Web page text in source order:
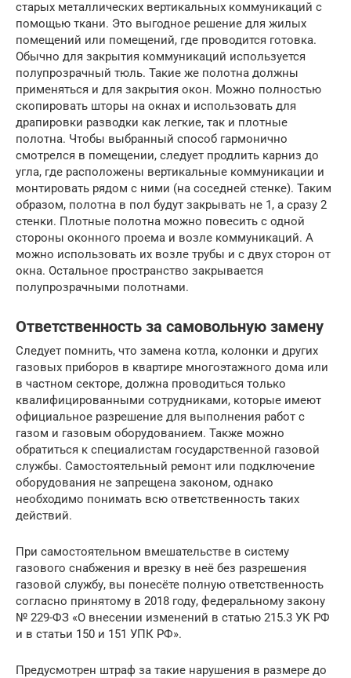
старых металлических вертикальных коммуникаций с
помощью ткани. Это выгодное решение для жилых
помещений или помещений, где проводится готовка.
Обычно для закрытия коммуникаций используется
полупрозрачный тюль. Такие же полотна должны
применяться и для закрытия окон. Можно полностью
скопировать шторы на окнах и использовать для
драпировки разводки как легкие, так и плотные
полотна. Чтобы выбранный способ гармонично
смотрелся в помещении, следует продлить карниз до
угла, где расположены вертикальные коммуникации и
монтировать рядом с ними (на соседней стенке). Таким
образом, полотна в пол будут закрывать не 1, а сразу 2
стенки. Плотные полотна можно повесить с одной
стороны оконного проема и возле коммуникаций. А
можно использовать их возле трубы и с двух сторон от
окна. Остальное пространство закрывается
полупрозрачными полотнами.
Ответственность за самовольную замену
Следует помнить, что замена котла, колонки и других
газовых приборов в квартире многоэтажного дома или
в частном секторе, должна проводиться только
квалифицированными сотрудниками, которые имеют
официальное разрешение для выполнения работ с
газом и газовым оборудованием. Также можно
обратиться к специалистам государственной газовой
службы. Самостоятельный ремонт или подключение
оборудования не запрещена законом, однако
необходимо понимать всю ответственность таких
действий.
При самостоятельном вмешательстве в систему
газового снабжения и врезку в неё без разрешения
газовой службу, вы понесёте полную ответственность
согласно принятому в 2018 году, федеральному закону
№ 229-ФЗ «О внесении изменений в статью 215.3 УК РФ
и в статьи 150 и 151 УПК РФ».
Предусмотрен штраф за такие нарушения в размере до